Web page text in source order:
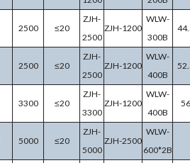
2500 ≤20
ZJH-
2500
ZJH-1200
WLW-
300B
2500 ≤20
ZJH-
2500
ZJH-1200
WLW-
400B
3300 ≤20
ZJH-
3300
ZJH-1200
WLW-
400B
56
5000 ≤20
ZJH-
5000
ZJH-2500
WLW-
600*2B